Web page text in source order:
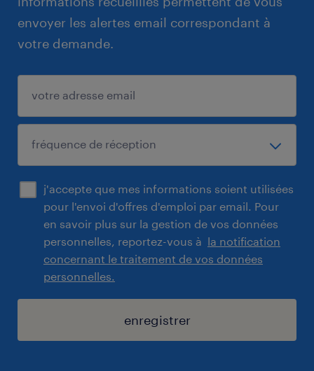
envoyer les alertes email correspondant à
votre demande.
j'accepte que mes informations soient utilisées
pour l'envoi d'offres d'emploi par email. Pour
en savoir plus sur la gestion de vos données
personnelles, reportez-vous à la notification
concernant le traitement de vos données
personnelles.
enregistrer